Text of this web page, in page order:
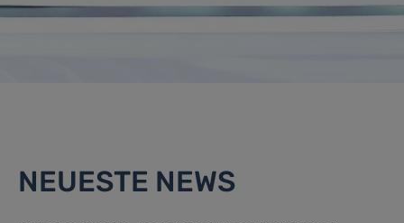
NEUESTE NEWS